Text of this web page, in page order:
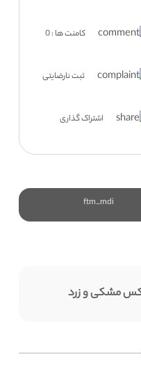
کامنت ها : 0
ثبت نارضایتی
اشتراک گذاری
ftm_mdi
مشکی و زرد